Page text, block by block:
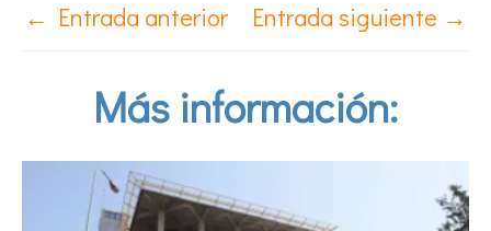
← Entrada anterior Entrada siguiente →
Más información: